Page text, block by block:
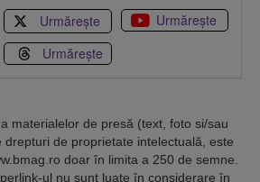
Urmărește
Urmărește
Urmărește
materialelor de presă (text, foto si/sau
de proprietate intelectuală, este
doar în limita a 250 de semne.
ul nu sunt luate în considerare în